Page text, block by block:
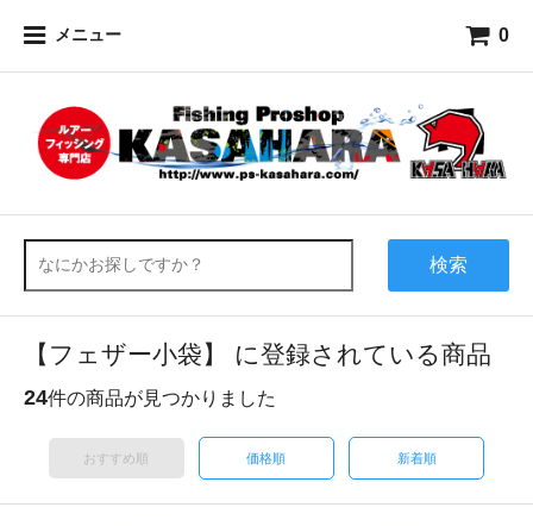
メニュー 0
検索
【フェザー小袋】 に登録されている商品
24件の商品が見つかりました
おすすめ順 価格順 新着順